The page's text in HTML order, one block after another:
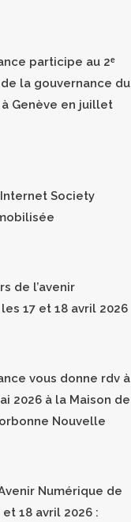
participe au 2ᵉ
la gouvernance du
Genève en juillet
Society
de l’avenir
17 et 18 avril 2026
vous donne rdv à
2026 à la Maison de
Nouvelle
Numérique de
18 avril 2026 :